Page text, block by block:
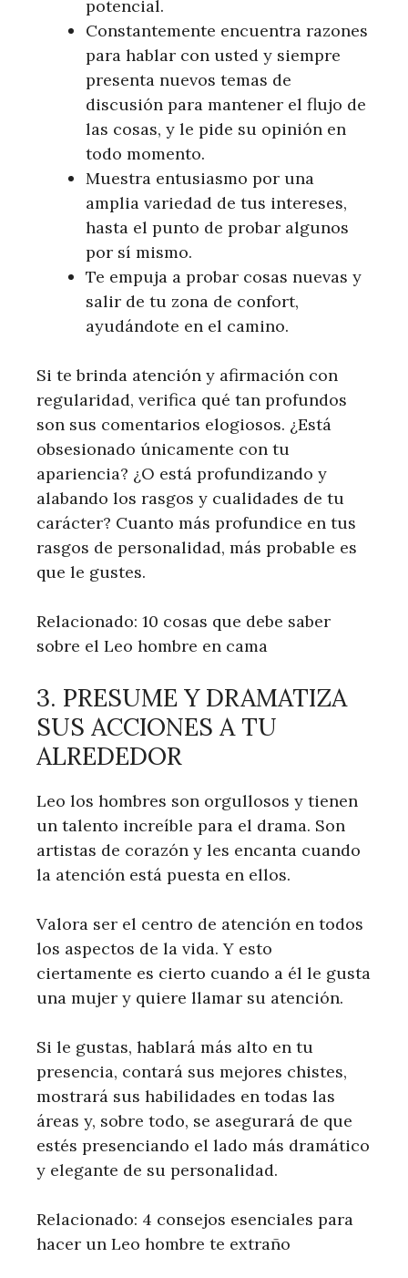
potencial.
Constantemente encuentra razones
para hablar con usted y siempre
presenta nuevos temas de
discusión para mantener el flujo de
las cosas, y le pide su opinión en
todo momento.
Muestra entusiasmo por una
amplia variedad de tus intereses,
hasta el punto de probar algunos
por sí mismo.
Te empuja a probar cosas nuevas y
salir de tu zona de confort,
ayudándote en el camino.
Si te brinda atención y afirmación con
regularidad, verifica qué tan profundos
son sus comentarios elogiosos. ¿Está
obsesionado únicamente con tu
apariencia? ¿O está profundizando y
alabando los rasgos y cualidades de tu
carácter? Cuanto más profundice en tus
rasgos de personalidad, más probable es
que le gustes.
Relacionado: 10 cosas que debe saber
sobre el Leo hombre en cama
3. PRESUME Y DRAMATIZA
SUS ACCIONES A TU
ALREDEDOR
Leo los hombres son orgullosos y tienen
un talento increíble para el drama. Son
artistas de corazón y les encanta cuando
la atención está puesta en ellos.
Valora ser el centro de atención en todos
los aspectos de la vida. Y esto
ciertamente es cierto cuando a él le gusta
una mujer y quiere llamar su atención.
Si le gustas, hablará más alto en tu
presencia, contará sus mejores chistes,
mostrará sus habilidades en todas las
áreas y, sobre todo, se asegurará de que
estés presenciando el lado más dramático
y elegante de su personalidad.
Relacionado: 4 consejos esenciales para
hacer un Leo hombre te extraño